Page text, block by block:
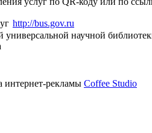
http://bus.gov.ru
научной
интернет-рекламы Coffee Studio